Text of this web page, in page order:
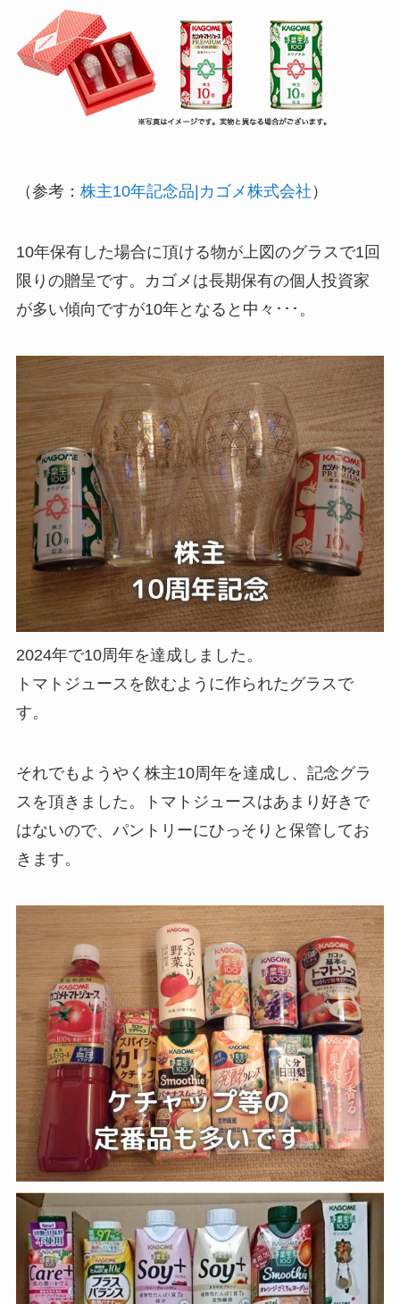
（参考： 株主10年記念品|カゴメ株式会社 ）
10年保有した場合に頂ける物が上図のグラスで1回
限りの贈呈です。カゴメは長期保有の個人投資家
が多い傾向ですが10年となると中々･･･。
2024年で10周年を達成しました。
トマトジュースを飲むように作られたグラスで
す。
それでもようやく株主10周年を達成し、記念グラ
スを頂きました。トマトジュースはあまり好きで
はないので、パントリーにひっそりと保管してお
きます。